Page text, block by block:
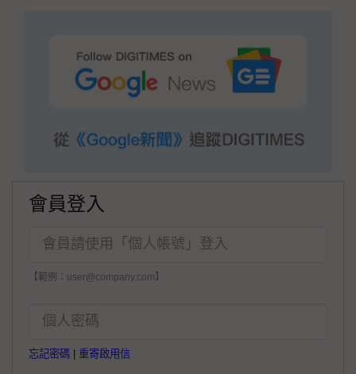
會員登入
【範例：user@company.com】
忘記密碼 重寄啟用信